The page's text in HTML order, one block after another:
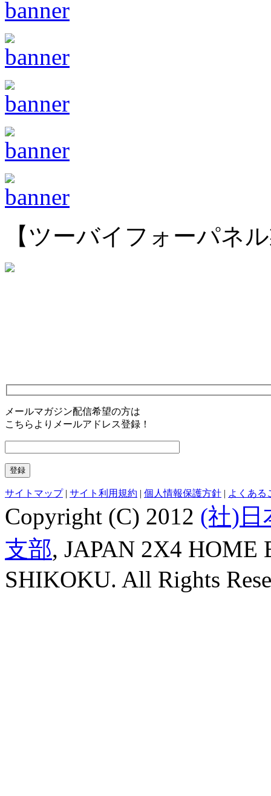
【ツーバイフォーパネ
メールマガジン配信希望の方は
こちらよりメールアドレス登録！
サイトマップ サイト利用規約 個人情報保護方針 よくある
Copyright (C) 2012 (社)
支部, JAPAN 2X4 HOME
SHIKOKU. All Rights